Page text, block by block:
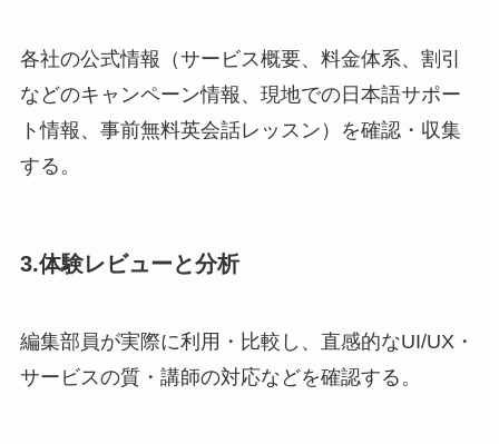
各社の公式情報（サービス概要、料金体系、割引
などのキャンペーン情報、現地での日本語サポー
ト情報、事前無料英会話レッスン）を確認・収集
する。
3.体験レビューと分析
編集部員が実際に利用・比較し、直感的なUI/UX・
サービスの質・講師の対応などを確認する。